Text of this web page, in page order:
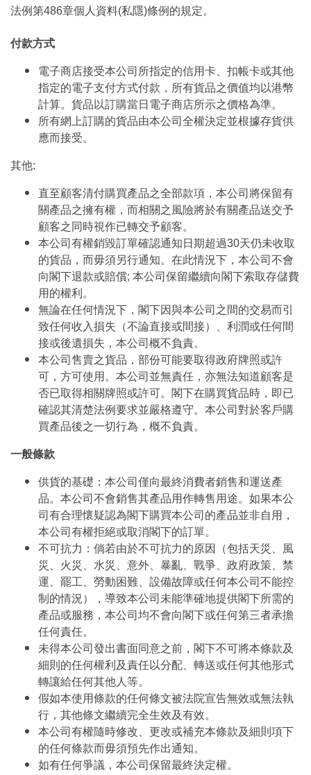
法例第486章個人資料(私隱)條例的規定。
付款方式
電子商店接受本公司所指定的信用卡、扣帳卡或其他
指定的電子支付方式付款，所有貨品之價值均以港幣
計算。貨品以訂購當日電子商店所示之價格為準。
所有網上訂購的貨品由本公司全權決定並根據存貨供
應而接受。
其他:
直至顧客清付購買產品之全部款項，本公司將保留有
關產品之擁有權，而相關之風險將於有關產品送交予
顧客之同時視作已轉交予顧客。
本公司有權銷毀訂單確認通知日期超過30天仍未收取
的貨品，而毋須另行通知。在此情況下，本公司不會
向閣下退款或賠償; 本公司保留繼續向閣下索取存儲費
用的權利。
無論在任何情況下，閣下因與本公司之間的交易而引
致任何收入損失（不論直接或間接）、利潤或任何間
接或後遺損失，本公司概不負責。
本公司售賣之貨品，部份可能要取得政府牌照或許
可，方可使用。本公司並無責任，亦無法知道顧客是
否已取得相關牌照或許可。閣下在購買貨品時，即已
確認其清楚法例要求並嚴格遵守。本公司對於客戶購
買產品後之一切行為，概不負責。
一般條款
供貨的基礎：本公司僅向最終消費者銷售和運送產
品。本公司不會銷售其產品用作轉售用途。如果本公
司有合理懷疑認為閣下購買本公司的產品並非自用，
本公司有權拒絕或取消閣下的訂單。
不可抗力：倘若由於不可抗力的原因（包括天災、風
災、火災、水災、意外、暴亂、戰爭、政府政策、禁
運、罷工、勞動困難、設備故障或任何本公司不能控
制的情況），導致本公司未能準確地提供閣下所需的
產品或服務，本公司均不會向閣下或任何第三者承擔
任何責任。
未得本公司發出書面同意之前，閣下不可將本條款及
細則的任何權利及責任以分配、轉送或任何其他形式
轉讓給任何其他人等。
假如本使用條款的任何條文被法院宣告無效或無法執
行，其他條文繼續完全生效及有效。
本公司有權隨時修改、更改或補充本條款及細則項下
的任何條款而毋須預先作出通知。
如有任何爭議，本公司保留最終決定權。